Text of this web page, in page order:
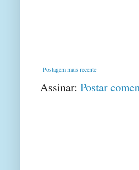
Postagem mais recente
Assinar: Postar